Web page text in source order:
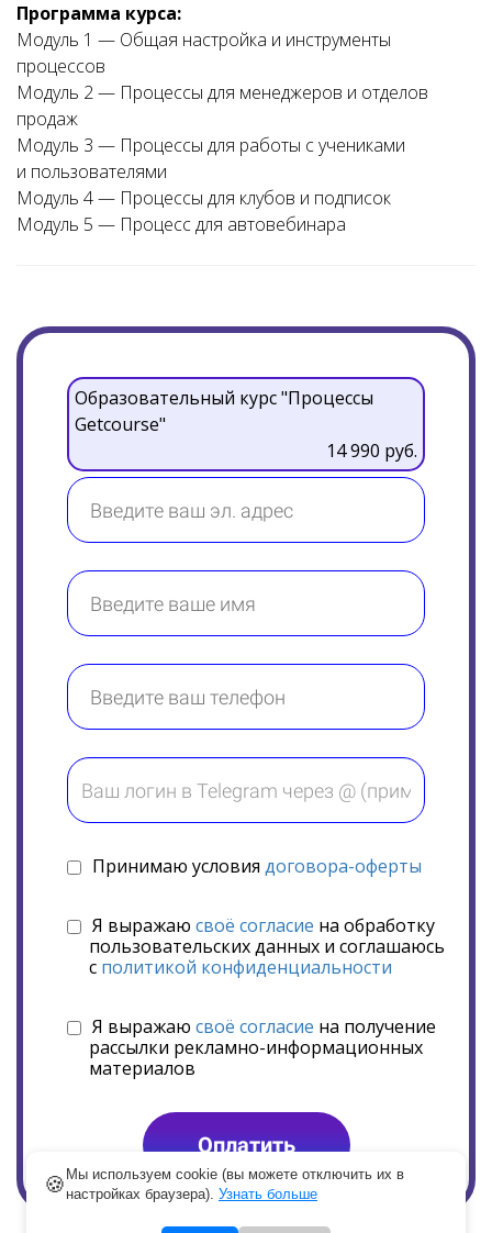
Программа курса:
Модуль 1 — Общая настройка и инструменты
процессов
Модуль 2 — Процессы для менеджеров и отделов
продаж
Модуль 3 — Процессы для работы с учениками
и пользователями
Модуль 4 — Процессы для клубов и подписок
Модуль 5 — Процесс для автовебинара
Образовательный курс "Процессы
Getcourse"
14 990 руб.
Принимаю условия договора-оферты
Я выражаю своё согласие на обработку
пользовательских данных и соглашаюсь
с политикой конфиденциальности
Я выражаю своё согласие на получение
рассылки рекламно-информационных
материалов
Оплатить
🍪 Мы используем cookie (вы можете отключить их в
настройках браузера). Узнать больше